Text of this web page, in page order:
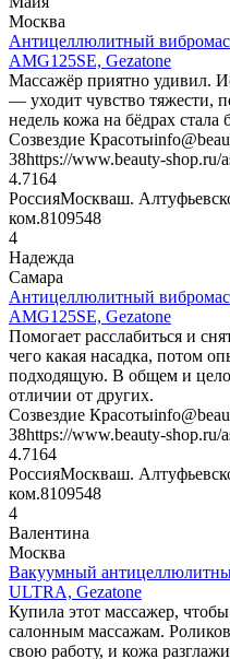
Москва
Антицеллюлитный
AMG125SE, Gezatone
Массажёр приятно удивил.
— уходит чувство тяжести,
недель кожа на бёдрах стала
Созвездие Красоты
38https://www.beauty-shop.ru/
4.7164
РоссияМоскваш.
ком.8109548
4
Надежда
Самара
Антицеллюлитный
AMG125SE, Gezatone
Помогает расслабиться и
чего какая насадка, потом
подходящую. В общем и
отличии от других.
Созвездие Красоты
38https://www.beauty-shop.ru/
4.7164
РоссияМоскваш.
ком.8109548
4
Валентина
Москва
Вакуумный
ULTRA, Gezatone
Купила этот массажер,
салонным массажам.
свою работу, и кожа